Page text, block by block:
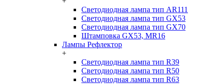
Светодиодная лампа тип AR111
Светодиодная лампа тип GX53
Светодиодная лампа тип GX70
Штамповка GX53, MR16
Лампы Рефлектор
+
Светодиодная лампа тип R39
Светодиодная лампа тип R50
Светодиодная лампа тип R63